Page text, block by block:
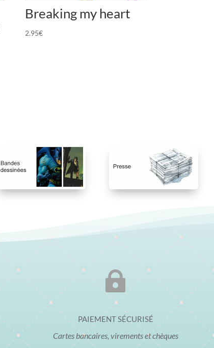
Breaking my heart
2.95€

PAIEMENT SÉCURISÉ
Cartes bancaires, virements et chèques